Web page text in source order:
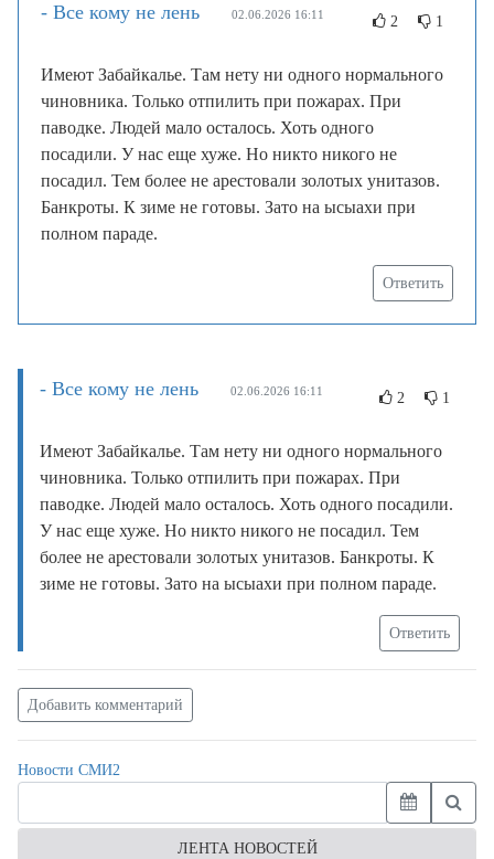
- Все кому не лень 02.06.2026 16:11 2 1
Имеют Забайкалье. Там нету ни одного нормального
чиновника. Только отпилить при пожарах. При
паводке. Людей мало осталось. Хоть одного
посадили. У нас еще хуже. Но никто никого не
посадил. Тем более не арестовали золотых унитазов.
Банкроты. К зиме не готовы. Зато на ысыахи при
полном параде.
Ответить
- Все кому не лень 02.06.2026 16:11 2 1
Имеют Забайкалье. Там нету ни одного нормального
чиновника. Только отпилить при пожарах. При
паводке. Людей мало осталось. Хоть одного посадили.
У нас еще хуже. Но никто никого не посадил. Тем
более не арестовали золотых унитазов. Банкроты. К
зиме не готовы. Зато на ысыахи при полном параде.
Ответить
Добавить комментарий
Новости СМИ2
ЛЕНТА НОВОСТЕЙ